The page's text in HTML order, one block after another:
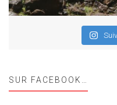
SUR FACEBOOK…